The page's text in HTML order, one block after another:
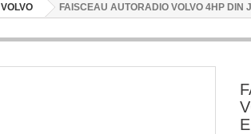
VOLVO FAISCEAU AUTORADIO VOLVO 4HP DIN